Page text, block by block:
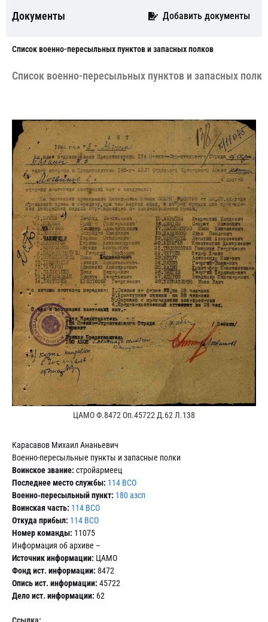
Документы Добавить документы
Cписок военно-пересыльных пунктов и запасных полков
Cписок военно-пересыльных пунктов и запасных
ЦАМО Ф.8472 Оп.45722 Д.62 Л.138
Карасавов Михаил Ананьевич
Военно-пересыльные пункты и запасные полки
Воинское звание: стройармеец
Последнее место службы: 114 ВСО
Военно-пересыльный пункт: 180 азсп
Воинская часть: 114 ВСО
Откуда прибыл: 114 ВСО
Номер команды: 11075
Информация об архиве –
Источник информации: ЦАМО
Фонд ист. информации: 8472
Опись ист. информации: 45722
Дело ист. информации: 62
Ссылка: